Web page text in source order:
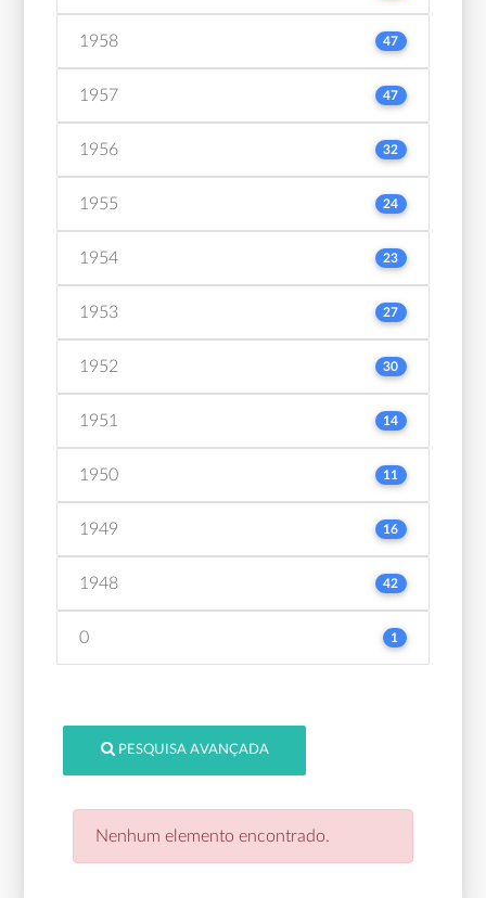
1958 47
1957 47
1956 32
1955 24
1954 23
1953 27
1952 30
1951 14
1950 11
1949 16
1948 42
0 1
PESQUISA AVANÇADA
Nenhum elemento encontrado.